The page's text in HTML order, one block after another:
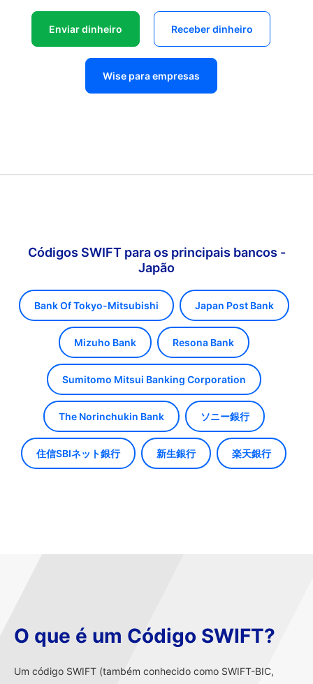
Enviar dinheiro Receber dinheiro
Wise para empresas
Códigos SWIFT para os principais bancos -
Japão
Bank Of Tokyo-Mitsubishi Japan Post Bank
Mizuho Bank Resona Bank
Sumitomo Mitsui Banking Corporation
The Norinchukin Bank ソニー銀行
住信SBIネット銀行 新生銀行 楽天銀行
O que é um Código SWIFT?
Um código SWIFT (também conhecido como SWIFT-BIC,